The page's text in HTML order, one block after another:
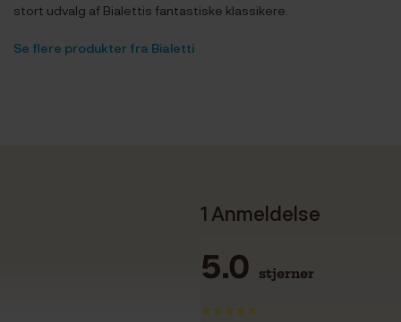
stort udvalg af Bialettis fantastiske klassikere.
Se flere produkter fra Bialetti
1 Anmeldelse
5.0 stjerner